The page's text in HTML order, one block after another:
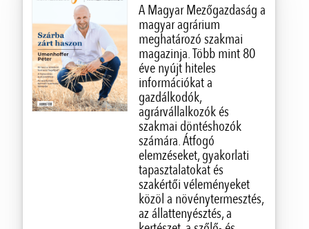
A Magyar Mezőgazdaság a
magyar agrárium
meghatározó szakmai
magazinja. Több mint 80
éve nyújt hiteles
információkat a
gazdálkodók,
agrárvállalkozók és
szakmai döntéshozók
számára. Átfogó
elemzéseket, gyakorlati
tapasztalatokat és
szakértői véleményeket
közöl a növénytermesztés,
az állattenyésztés, a